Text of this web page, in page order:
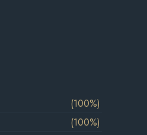
(100%)
(100%)